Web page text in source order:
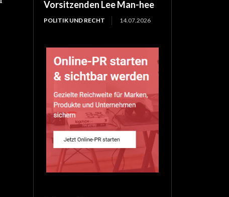
Vorsitzenden Lee Man-hee
POLITIK UND RECHT 14.07.2026